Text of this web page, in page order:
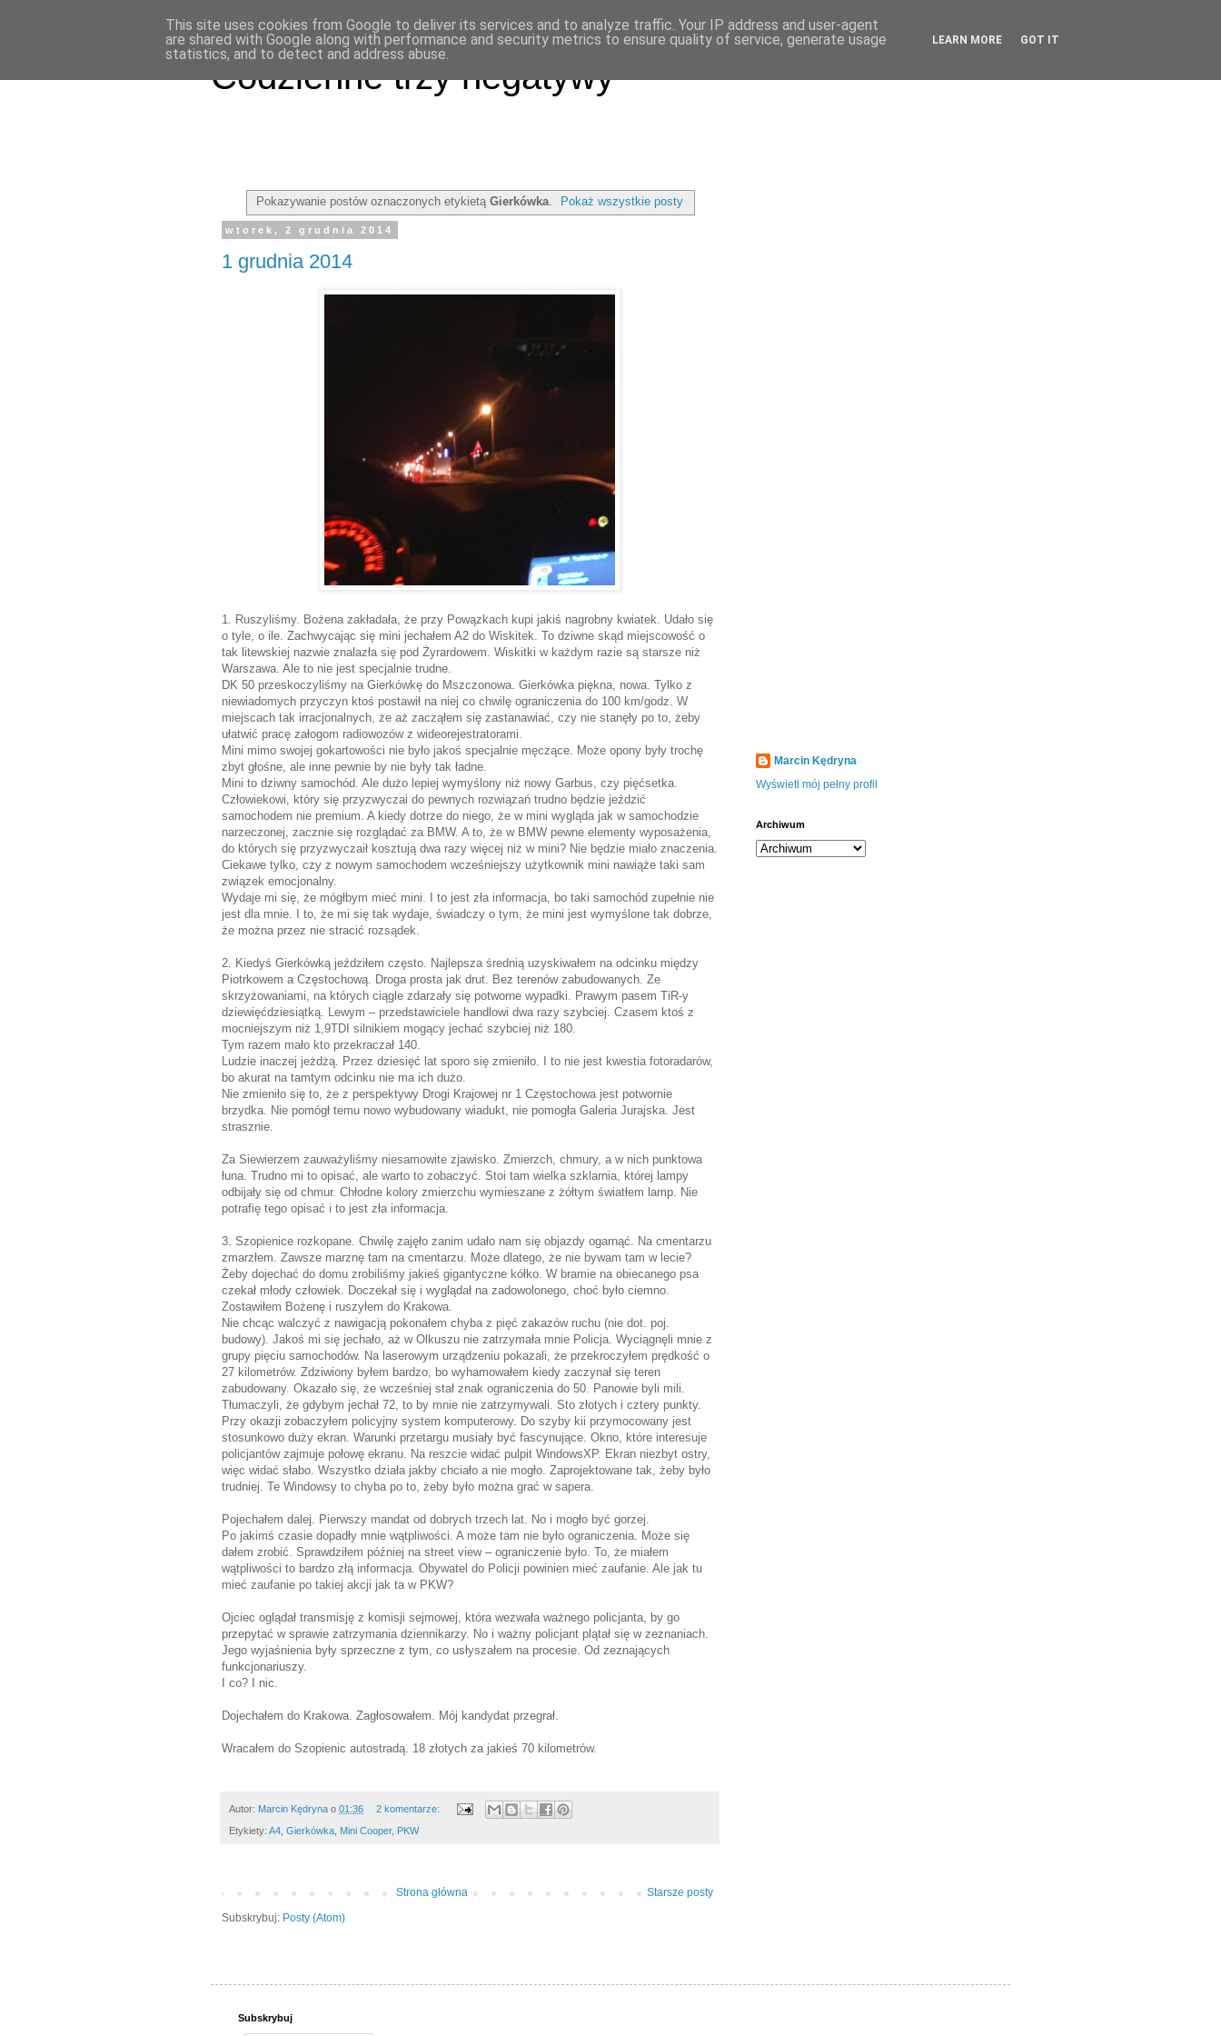
Codzienne trzy negatywy
Pokazywanie postów oznaczonych etykietą Gierkówka. Pokaż wszystkie posty
wtorek, 2 grudnia 2014
1 grudnia 2014
1. Ruszyliśmy. Bożena zakładała, że przy Powązkach kupi jakiś nagrobny kwiatek. Udało się
o tyle, o ile. Zachwycając się mini jechałem A2 do Wiskitek. To dziwne skąd miejscowość o
tak litewskiej nazwie znalazła się pod Żyrardowem. Wiskitki w każdym razie są starsze niż
Warszawa. Ale to nie jest specjalnie trudne.
DK 50 przeskoczyliśmy na Gierkówkę do Mszczonowa. Gierkówka piękna, nowa. Tylko z
niewiadomych przyczyn ktoś postawił na niej co chwilę ograniczenia do 100 km/godz. W
miejscach tak irracjonalnych, że aż zacząłem się zastanawiać, czy nie stanęły po to, żeby
ułatwić pracę załogom radiowozów z wideorejestratorami.
Mini mimo swojej gokartowości nie było jakoś specjalnie męczące. Może opony były trochę
zbyt głośne, ale inne pewnie by nie były tak ładne.
Mini to dziwny samochód. Ale dużo lepiej wymyślony niż nowy Garbus, czy pięćsetka.
Człowiekowi, który się przyzwyczai do pewnych rozwiązań trudno będzie jeździć
samochodem nie premium. A kiedy dotrze do niego, że w mini wygląda jak w samochodzie
narzeczonej, zacznie się rozglądać za BMW. A to, że w BMW pewne elementy wyposażenia,
do których się przyzwyczaił kosztują dwa razy więcej niż w mini? Nie będzie miało znaczenia.
Ciekawe tylko, czy z nowym samochodem wcześniejszy użytkownik mini nawiąże taki sam
związek emocjonalny.
Wydaje mi się, że mógłbym mieć mini. I to jest zła informacja, bo taki samochód zupełnie nie
jest dla mnie. I to, że mi się tak wydaje, świadczy o tym, że mini jest wymyślone tak dobrze,
że można przez nie stracić rozsądek.
2. Kiedyś Gierkówką jeździłem często. Najlepsza średnią uzyskiwałem na odcinku między
Piotrkowem a Częstochową. Droga prosta jak drut. Bez terenów zabudowanych. Ze
skrzyżowaniami, na których ciągle zdarzały się potworne wypadki. Prawym pasem TiR-y
dziewięćdziesiątką. Lewym – przedstawiciele handlowi dwa razy szybciej. Czasem ktoś z
mocniejszym niż 1,9TDI silnikiem mogący jechać szybciej niż 180.
Tym razem mało kto przekraczał 140.
Ludzie inaczej jeżdżą. Przez dziesięć lat sporo się zmieniło. I to nie jest kwestia fotoradarów,
bo akurat na tamtym odcinku nie ma ich dużo.
Nie zmieniło się to, że z perspektywy Drogi Krajowej nr 1 Częstochowa jest potwornie
brzydka. Nie pomógł temu nowo wybudowany wiadukt, nie pomogła Galeria Jurajska. Jest
strasznie.
Za Siewierzem zauważyliśmy niesamowite zjawisko. Zmierzch, chmury, a w nich punktowa
łuna. Trudno mi to opisać, ale warto to zobaczyć. Stoi tam wielka szklarnia, której lampy
odbijały się od chmur. Chłodne kolory zmierzchu wymieszane z żółtym światłem lamp. Nie
potrafię tego opisać i to jest zła informacja.
3. Szopienice rozkopane. Chwilę zajęło zanim udało nam się objazdy ogarnąć. Na cmentarzu
zmarzłem. Zawsze marznę tam na cmentarzu. Może dlatego, że nie bywam tam w lecie?
Żeby dojechać do domu zrobiliśmy jakieś gigantyczne kółko. W bramie na obiecanego psa
czekał młody człowiek. Doczekał się i wyglądał na zadowolonego, choć było ciemno.
Zostawiłem Bożenę i ruszyłem do Krakowa.
Nie chcąc walczyć z nawigacją pokonałem chyba z pięć zakazów ruchu (nie dot. poj.
budowy). Jakoś mi się jechało, aż w Olkuszu nie zatrzymała mnie Policja. Wyciągnęli mnie z
grupy pięciu samochodów. Na laserowym urządzeniu pokazali, że przekroczyłem prędkość o
27 kilometrów. Zdziwiony byłem bardzo, bo wyhamowałem kiedy zaczynał się teren
zabudowany. Okazało się, że wcześniej stał znak ograniczenia do 50. Panowie byli mili.
Tłumaczyli, że gdybym jechał 72, to by mnie nie zatrzymywali. Sto złotych i cztery punkty.
Przy okazji zobaczyłem policyjny system komputerowy. Do szyby kii przymocowany jest
stosunkowo duży ekran. Warunki przetargu musiały być fascynujące. Okno, które interesuje
policjantów zajmuje połowę ekranu. Na reszcie widać pulpit WindowsXP. Ekran niezbyt ostry,
więc widać słabo. Wszystko działa jakby chciało a nie mogło. Zaprojektowane tak, żeby było
trudniej. Te Windowsy to chyba po to, żeby było można grać w sapera.
Pojechałem dalej. Pierwszy mandat od dobrych trzech lat. No i mogło być gorzej.
Po jakimś czasie dopadły mnie wątpliwości. A może tam nie było ograniczenia. Może się
dałem zrobić. Sprawdziłem później na street view – ograniczenie było. To, że miałem
wątpliwości to bardzo złą informacja. Obywatel do Policji powinien mieć zaufanie. Ale jak tu
mieć zaufanie po takiej akcji jak ta w PKW?
Ojciec oglądał transmisję z komisji sejmowej, która wezwała ważnego policjanta, by go
przepytać w sprawie zatrzymania dziennikarzy. No i ważny policjant plątał się w zeznaniach.
Jego wyjaśnienia były sprzeczne z tym, co usłyszałem na procesie. Od zeznających
funkcjonariuszy.
I co? I nic.
Dojechałem do Krakowa. Zagłosowałem. Mój kandydat przegrał.
Wracałem do Szopienic autostradą. 18 złotych za jakieś 70 kilometrów.
Autor: Marcin Kędryna o 01:36 2 komentarze:
Etykiety: A4 Gierkówka Mini Cooper, PKW
Starsze posty
Strona główna
Subskrybuj: Posty (Atom)
Marcin Kędryna
Wyświetl mój pełny profil
Archiwum
Subskrybuj
This site uses cookies from Google to deliver its services and to analyze traffic. Your IP address and user-agent
are shared with Google along with performance and security metrics to ensure quality of service, generate usage
statistics, and to detect and address abuse.
LEARN MORE GOT IT